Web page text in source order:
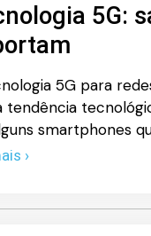
5G:
5G para
tendência
smartphones
›